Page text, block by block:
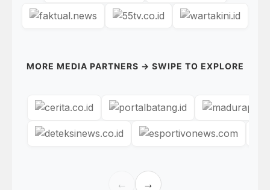
MORE MEDIA PARTNERS → SWIPE TO EXPLORE
← →